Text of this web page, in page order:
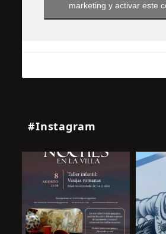
marketing y activar este
#Instagram